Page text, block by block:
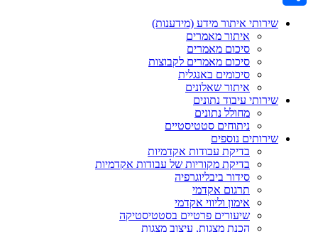
שירותי איתור מידע (מידענות)
איתור מאמרים
סיכום מאמרים
סיכום מאמרים לקבוצות
סיכומים באנגלית
איתור שאלונים
שירותי עיבוד נתונים
מחולל נתונים
ניתוחים סטטיסטיים
שירותים נוספים
בדיקת עבודות אקדמיות
בדיקת מקוריות של עבודות אקדמיות
סידור ביבליוגרפיה
תרגום אקדמי
אימון וליווי אקדמי
שיעורים פרטיים בסטטיסטיקה
הכנת מצגות, עיצוב מצגות